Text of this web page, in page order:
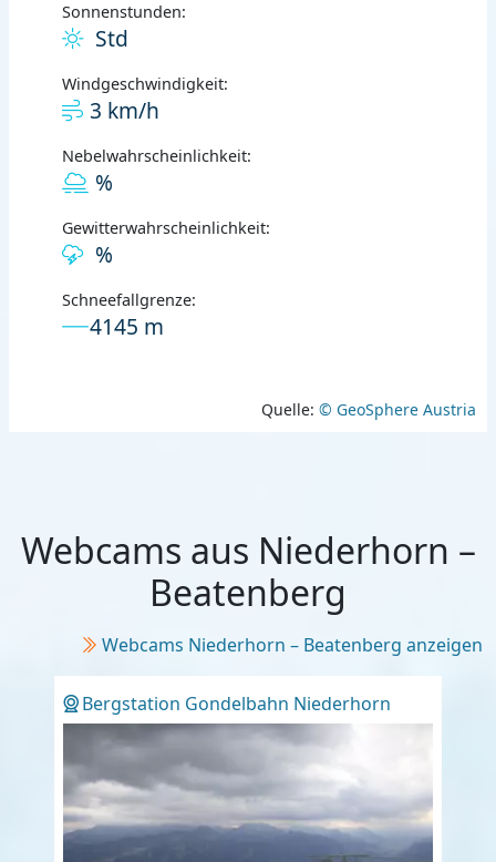
Sonnenstunden:
Std
Windgeschwindigkeit:
3 km/h
Nebelwahrscheinlichkeit:
%
Gewitterwahrscheinlichkeit:
%
Schneefallgrenze:
4145 m
Quelle: © GeoSphere Austria
Webcams aus Niederhorn –
Beatenberg
Webcams Niederhorn – Beatenberg anzeigen
Bergstation Gondelbahn Niederhorn